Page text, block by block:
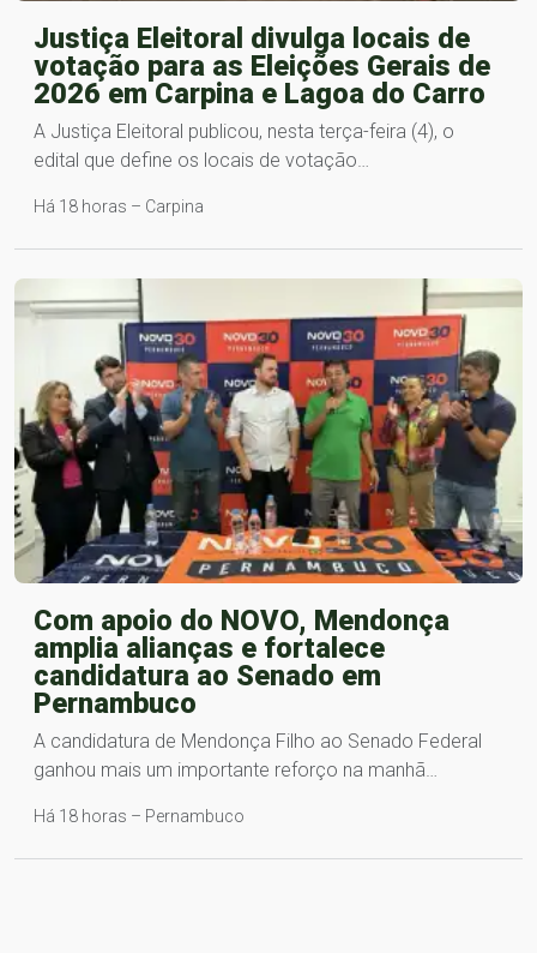
Justiça Eleitoral divulga locais de
votação para as Eleições Gerais de
2026 em Carpina e Lagoa do Carro
A Justiça Eleitoral publicou, nesta terça-feira (4), o
edital que define os locais de votação…
Há 18 horas – Carpina
Com apoio do NOVO, Mendonça
amplia alianças e fortalece
candidatura ao Senado em
Pernambuco
A candidatura de Mendonça Filho ao Senado Federal
ganhou mais um importante reforço na manhã…
Há 18 horas – Pernambuco